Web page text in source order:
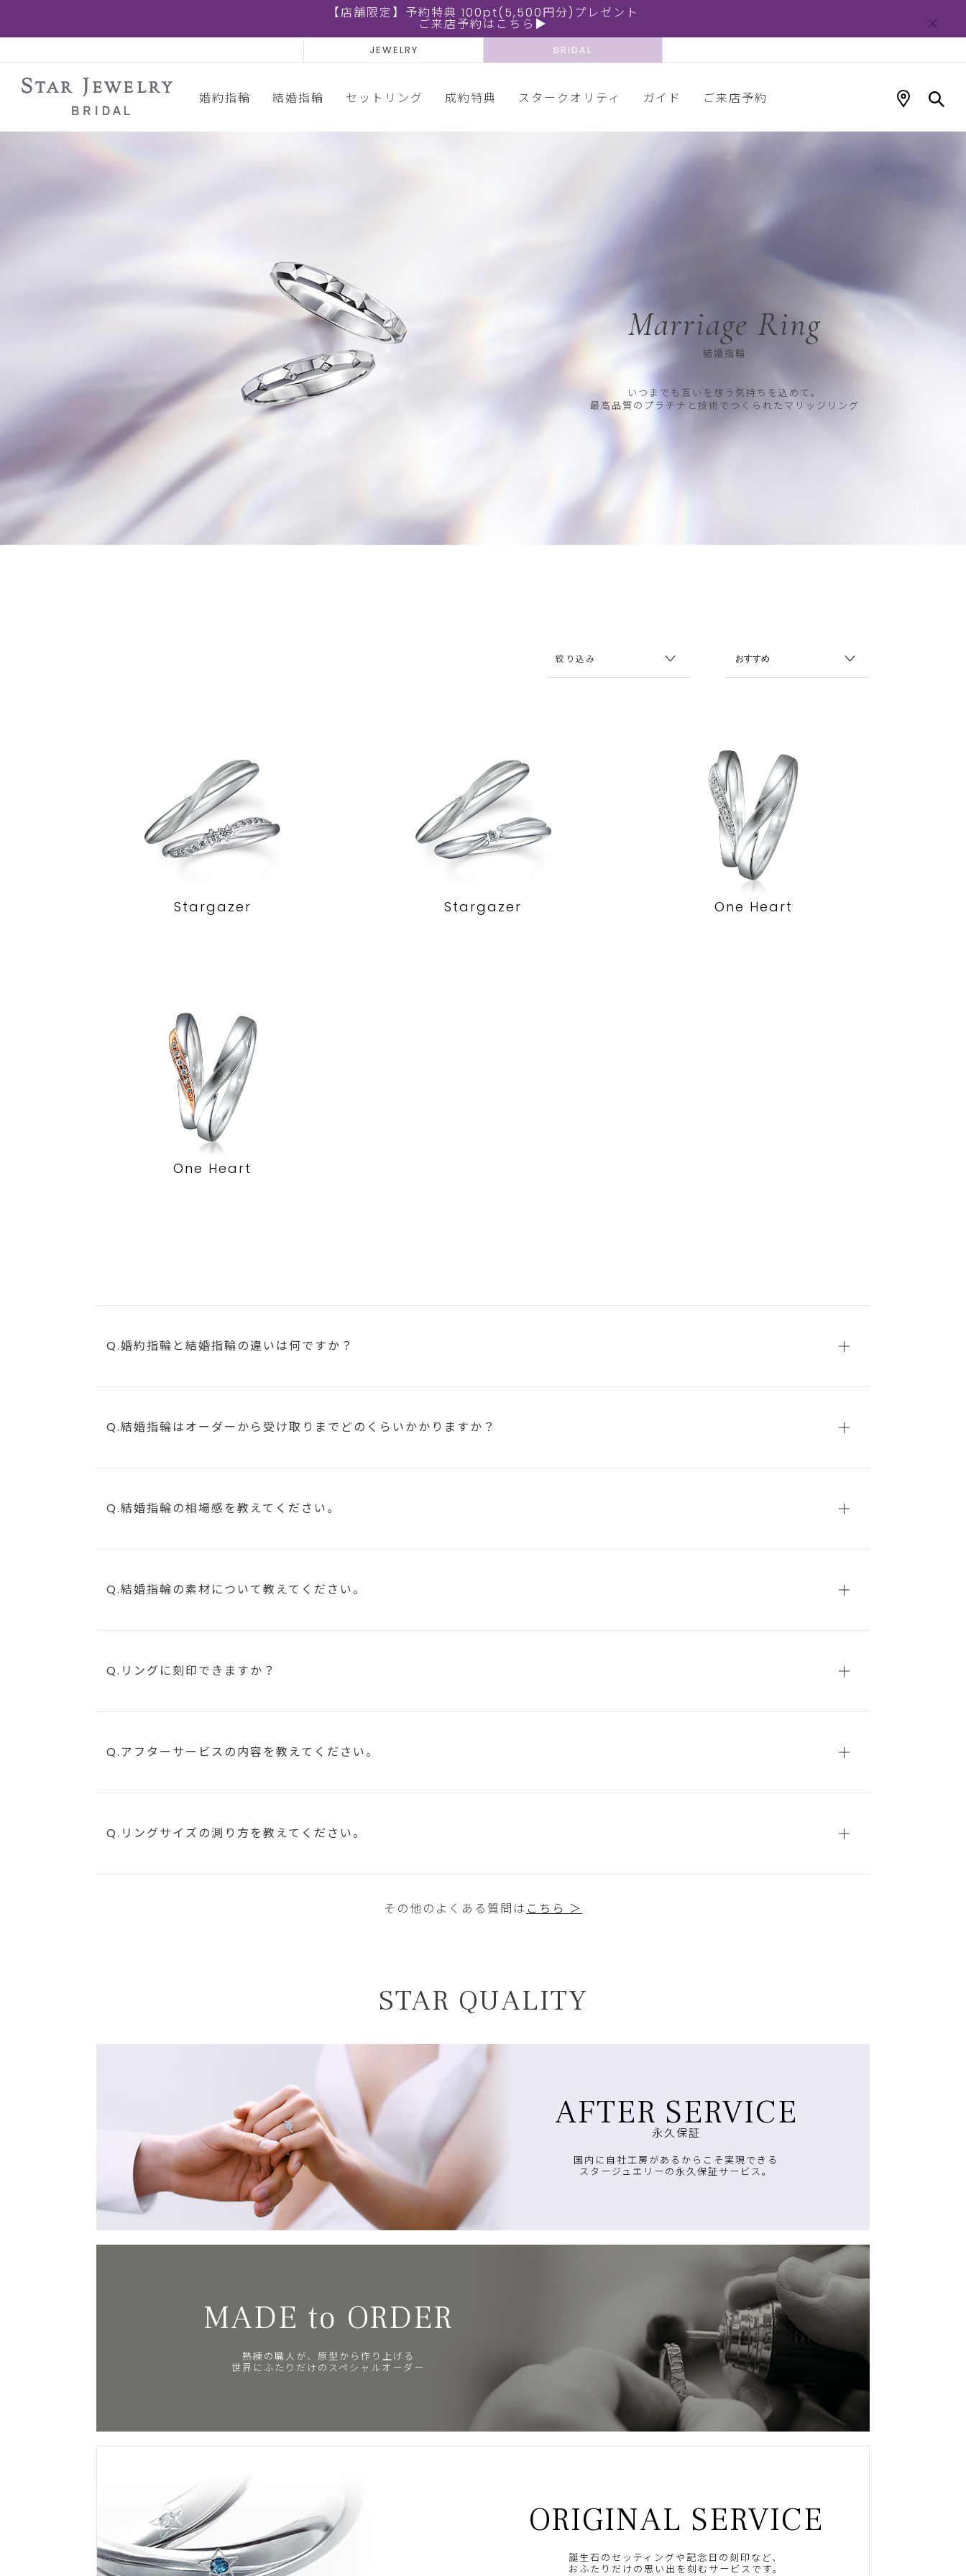
【店舗限定】予約特典 100pt(5,500円分)プレゼント
ご来店予約はこちら▶
JEWELRY BRIDAL
婚約指輪 結婚指輪 セットリング 成約特典 スタークオリティ ガイド ご来店予約
Marriage Ring
結婚指輪
いつまでも互いを想う気持ちを込めて。
最高品質のプラチナと技術でつくられたマリッジリング
絞り込み
Stargazer Stargazer One Heart
One Heart
Q.婚約指輪と結婚指輪の違いは何ですか？
Q.結婚指輪はオーダーから受け取りまで どのくらいかかりますか？
Q.結婚指輪の相場感を教えてください。
Q.結婚指輪の素材について教えてください。
Q.リングに刻印できますか？
Q.アフターサービスの内容を教えてください。
Q.リングサイズの測り方を教えてください。
その他のよくある質問は こちら ＞
STAR QUALITY
AFTER SERVICE
永久保証
国内に自社工房があるからこそ実現できる
スタージュエリーの永久保証サービス。
MADE to ORDER
熟練の職人が、原型から作り上げる
世界にふたりだけのスペシャルオーダー
ORIGINAL SERVICE
誕生石のセッティングや記念日の刻印など、
おふたりだけの思い出を刻むサービスです。